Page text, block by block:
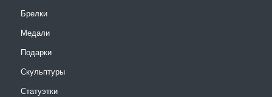
Брелки
Медали
Подарки
Скульптуры
Статуэтки